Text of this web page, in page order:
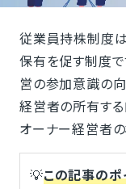
従業員持株制度
保有を促す制度
営の参加意識の
経営者の所有す
オーナー経営者
💡この記事のポ